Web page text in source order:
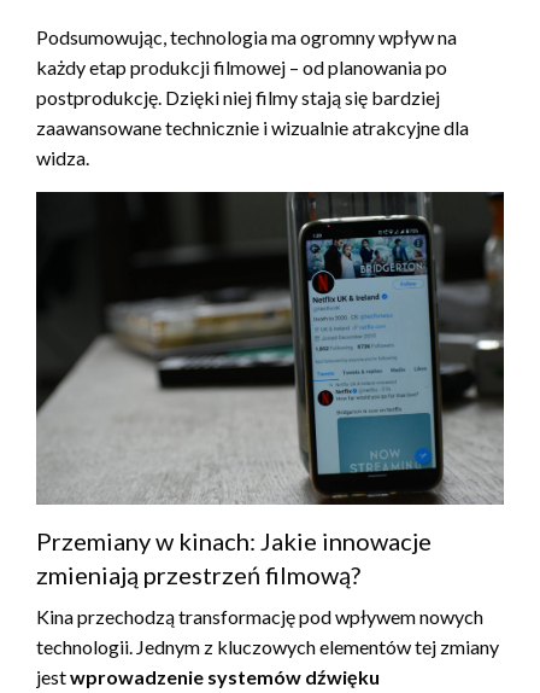
Podsumowując, technologia ma ogromny wpływ na
każdy etap produkcji filmowej – od planowania po
postprodukcję. Dzięki niej filmy stają się bardziej
zaawansowane technicznie i wizualnie atrakcyjne dla
widza.
Przemiany w kinach: Jakie innowacje
zmieniają przestrzeń filmową?
Kina przechodzą transformację pod wpływem nowych
technologii. Jednym z kluczowych elementów tej zmiany
jestwprowadzenie systemów dźwięku